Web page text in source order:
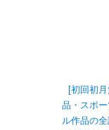
[初回初
品・スポ
ル作品の